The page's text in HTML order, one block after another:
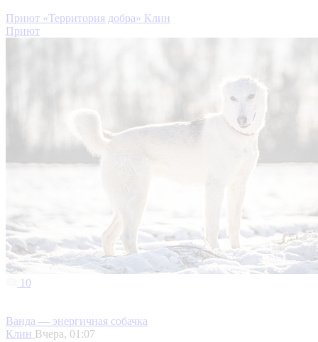
Приют «Территория добра» Клин
Приют
10
Ванда — энергичная собачка
Клин Вчера, 01:07